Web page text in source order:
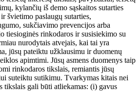
kylančių iš demo sąskaitos sutarties
švietimo paslaugų sutarties,
sukčiavimo prevencijos arba
tiesioginės rinkodaros ir susisiekimo su
nurodytais atvejais, kai tai yra
jūsų pateiktu užklausimu ir duomenų
apimtimi. Jūsų asmens duomenys taip
rinkodaros tikslais, remiantis jūsų
suteiktu sutikimu. Tvarkymas kitais nei
tikslais gali būti atliekamas: (i) gavus